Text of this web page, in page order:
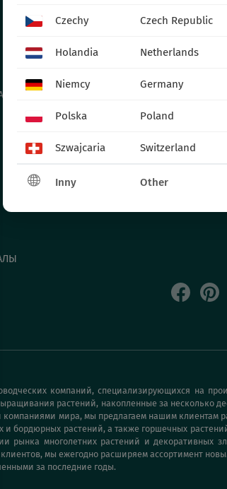
КОНТАКТ
e-mail:
компаний, специализирующихся на
растений, накопленные за несколько
мира, мы предлагаем нашим клиентам
и бордюрных растений, а также горшечных
рынка многолетних растений и декоративных
мы ежегодно расширяем ассортимент
за последние годы.
Czechy Czech Republic
Holandia Netherlands
Niemcy Germany
Polska Poland
Szwajcaria Switzerland
Inny Other